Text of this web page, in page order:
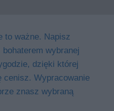
to ważne. Napisz
wybranej
dzięki której
cenisz. Wypracowanie
znasz wybraną